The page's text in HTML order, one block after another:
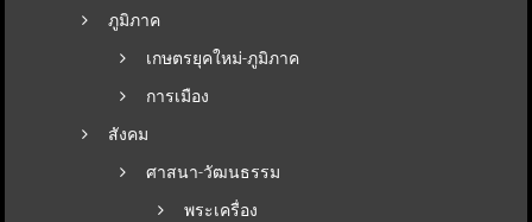
ภูมิภาค
เกษตรยุคใหม่-ภูมิภาค
การเมือง
สังคม
ศาสนา-วัฒนธรรม
พระเครื่อง